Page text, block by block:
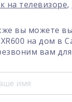
на телевизоре,
вы можете
на дом в
вам